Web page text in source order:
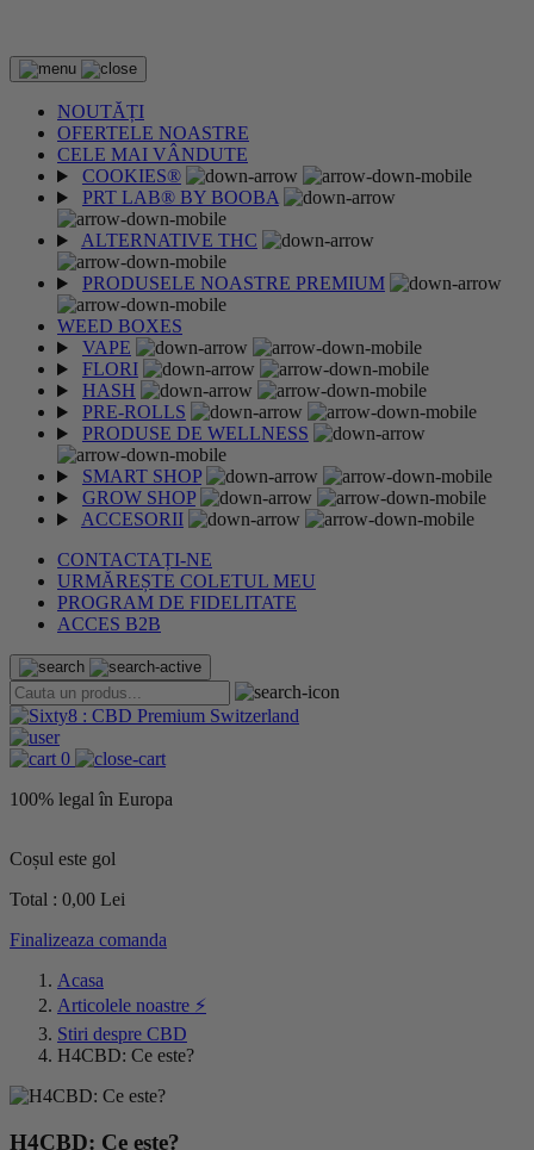
NOUTĂȚI
OFERTELE NOASTRE
CELE MAI VÂNDUTE
COOKIES®
PRT LAB® BY BOOBA
ALTERNATIVE THC
PRODUSELE NOASTRE PREMIUM
WEED BOXES
VAPE
FLORI
HASH
PRE-ROLLS
PRODUSE DE WELLNESS
SMART SHOP
GROW SHOP
ACCESORII
CONTACTAȚI-NE
URMĂREȘTE COLETUL MEU
PROGRAM DE FIDELITATE
ACCES B2B
0
100% legal în Europa
Coșul este gol
Total : 0,00 Lei
Finalizeaza comanda
Acasa
Articolele noastre ⚡
Stiri despre CBD
H4CBD: Ce este?
H4CBD: Ce este?